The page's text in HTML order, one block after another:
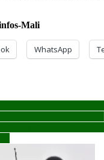
Mali
WhatsApp